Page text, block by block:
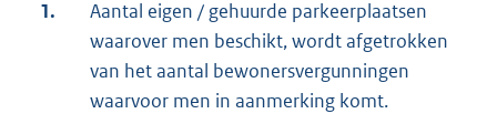
1.
Aantal eigen / gehuurde parkeerplaatsen
waarover men beschikt, wordt afgetrokken
van het aantal bewonersvergunningen
waarvoor men in aanmerking komt.